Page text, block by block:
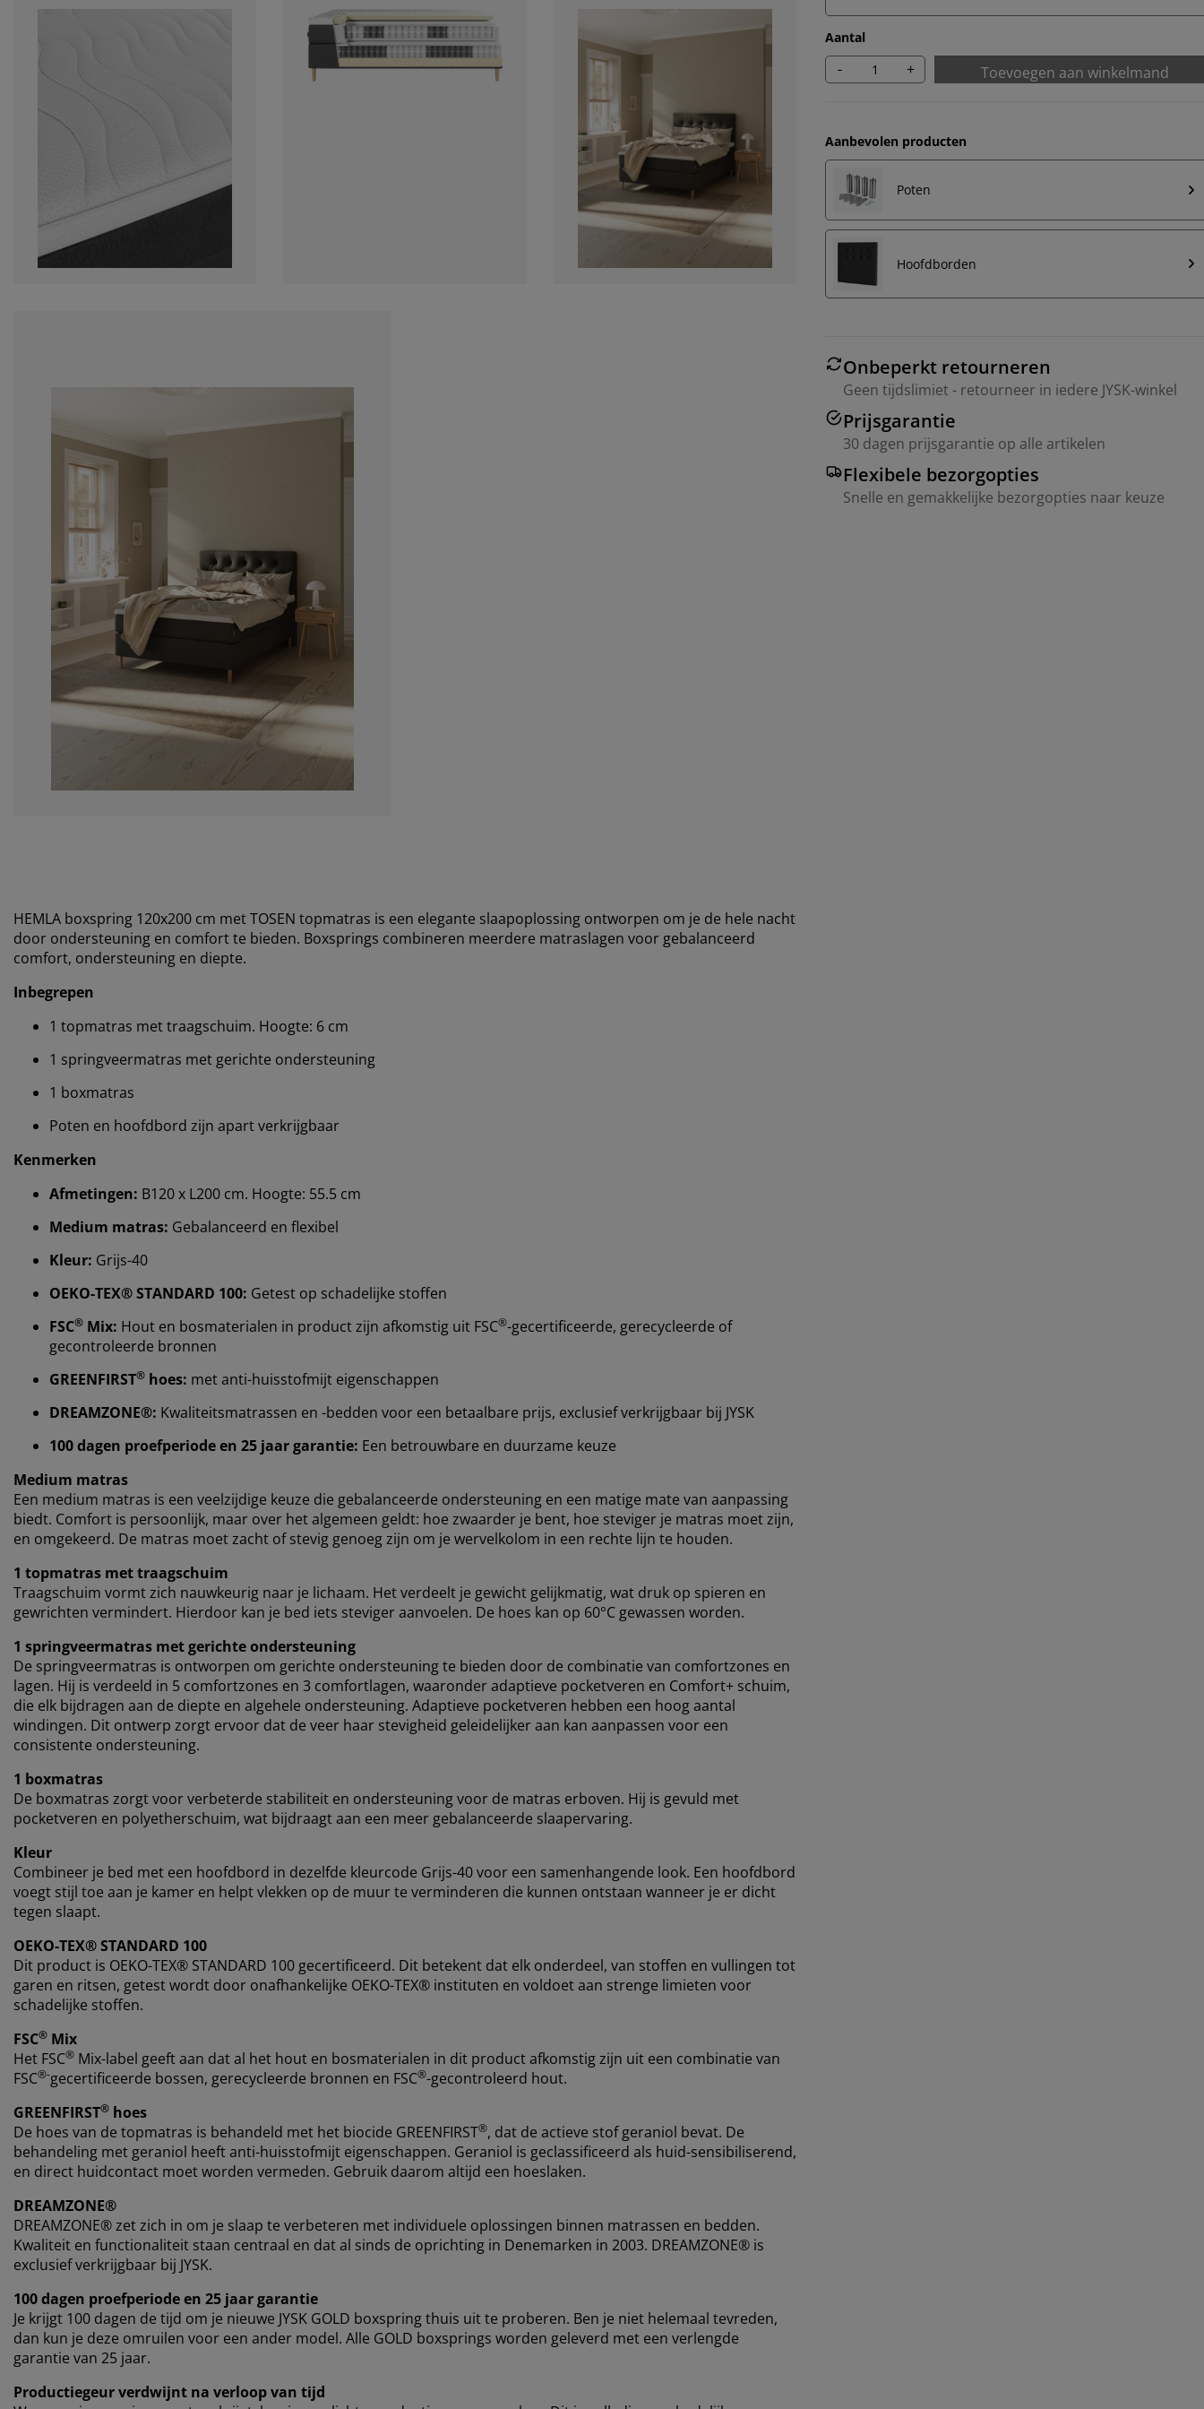
Aantal
- + Toevoegen aan winkelmand
Aanbevolen producten
Poten
Hoofdborden
Onbeperkt retourneren
Geen tijdslimiet - retourneer in iedere JYSK-winkel
Prijsgarantie
30 dagen prijsgarantie op alle artikelen
Flexibele bezorgopties
Snelle en gemakkelijke bezorgopties naar keuze
HEMLA boxspring 120x200 cm met TOSEN topmatras is een elegante slaapoplossing ontworpen om je de hele nacht
door ondersteuning en comfort te bieden. Boxsprings combineren meerdere matraslagen voor gebalanceerd
comfort, ondersteuning en diepte.
Inbegrepen
1 topmatras met traagschuim. Hoogte: 6 cm
1 springveermatras met gerichte ondersteuning
1 boxmatras
Poten en hoofdbord zijn apart verkrijgbaar
Kenmerken
Afmetingen: B120 x L200 cm. Hoogte: 55.5 cm
Medium matras: Gebalanceerd en flexibel
Kleur: Grijs-40
OEKO-TEX® STANDARD 100: Getest op schadelijke stoffen
FSC® Mix: Hout en bosmaterialen in product zijn afkomstig uit FSC®-gecertificeerde, gerecycleerde of
gecontroleerde bronnen
GREENFIRST® hoes: met anti-huisstofmijt eigenschappen
DREAMZONE®: Kwaliteitsmatrassen en -bedden voor een betaalbare prijs, exclusief verkrijgbaar bij JYSK
100 dagen proefperiode en 25 jaar garantie: Een betrouwbare en duurzame keuze
Medium matras
Een medium matras is een veelzijdige keuze die gebalanceerde ondersteuning en een matige mate van aanpassing
biedt. Comfort is persoonlijk, maar over het algemeen geldt: hoe zwaarder je bent, hoe steviger je matras moet zijn,
en omgekeerd. De matras moet zacht of stevig genoeg zijn om je wervelkolom in een rechte lijn te houden.
1 topmatras met traagschuim
Traagschuim vormt zich nauwkeurig naar je lichaam. Het verdeelt je gewicht gelijkmatig, wat druk op spieren en
gewrichten vermindert. Hierdoor kan je bed iets steviger aanvoelen. De hoes kan op 60°C gewassen worden.
1 springveermatras met gerichte ondersteuning
De springveermatras is ontworpen om gerichte ondersteuning te bieden door de combinatie van comfortzones en
lagen. Hij is verdeeld in 5 comfortzones en 3 comfortlagen, waaronder adaptieve pocketveren en Comfort+ schuim,
die elk bijdragen aan de diepte en algehele ondersteuning. Adaptieve pocketveren hebben een hoog aantal
windingen. Dit ontwerp zorgt ervoor dat de veer haar stevigheid geleidelijker aan kan aanpassen voor een
consistente ondersteuning.
1 boxmatras
De boxmatras zorgt voor verbeterde stabiliteit en ondersteuning voor de matras erboven. Hij is gevuld met
pocketveren en polyetherschuim, wat bijdraagt aan een meer gebalanceerde slaapervaring.
Kleur
Combineer je bed met een hoofdbord in dezelfde kleurcode Grijs-40 voor een samenhangende look. Een hoofdbord
voegt stijl toe aan je kamer en helpt vlekken op de muur te verminderen die kunnen ontstaan wanneer je er dicht
tegen slaapt.
OEKO-TEX® STANDARD 100
Dit product is OEKO-TEX® STANDARD 100 gecertificeerd. Dit betekent dat elk onderdeel, van stoffen en vullingen tot
garen en ritsen, getest wordt door onafhankelijke OEKO-TEX® instituten en voldoet aan strenge limieten voor
schadelijke stoffen.
FSC® Mix
Het FSC® Mix-label geeft aan dat al het hout en bosmaterialen in dit product afkomstig zijn uit een combinatie van
FSC®-gecertificeerde bossen, gerecycleerde bronnen en FSC®-gecontroleerd hout.
GREENFIRST® hoes
De hoes van de topmatras is behandeld met het biocide GREENFIRST®, dat de actieve stof geraniol bevat. De
behandeling met geraniol heeft anti-huisstofmijt eigenschappen. Geraniol is geclassificeerd als huid-sensibiliserend,
en direct huidcontact moet worden vermeden. Gebruik daarom altijd een hoeslaken.
DREAMZONE®
DREAMZONE® zet zich in om je slaap te verbeteren met individuele oplossingen binnen matrassen en bedden.
Kwaliteit en functionaliteit staan centraal en dat al sinds de oprichting in Denemarken in 2003. DREAMZONE® is
exclusief verkrijgbaar bij JYSK.
100 dagen proefperiode en 25 jaar garantie
Je krijgt 100 dagen de tijd om je nieuwe JYSK GOLD boxspring thuis uit te proberen. Ben je niet helemaal tevreden,
dan kun je deze omruilen voor een ander model. Alle GOLD boxsprings worden geleverd met een verlengde
garantie van 25 jaar.
Productiegeur verdwijnt na verloop van tijd